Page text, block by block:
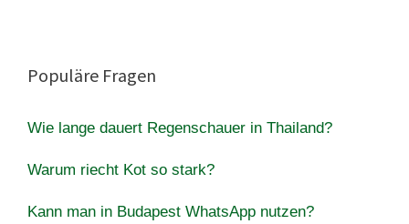
Populäre Fragen
Wie lange dauert Regenschauer in Thailand?
Warum riecht Kot so stark?
Kann man in Budapest WhatsApp nutzen?